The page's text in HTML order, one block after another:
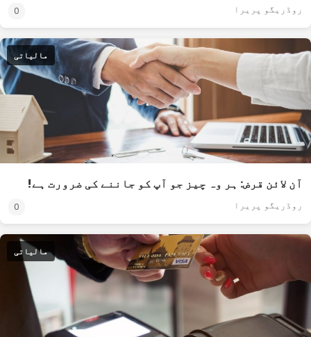
روڈریگو پریرا 0
مالیاتی
آن لائن قرض: ہر وہ چیز جو آپ کو جاننے کی ضرورت ہے!
روڈریگو پریرا 0
مالیاتی